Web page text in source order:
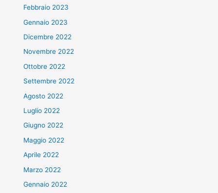
Febbraio 2023
Gennaio 2023
Dicembre 2022
Novembre 2022
Ottobre 2022
Settembre 2022
Agosto 2022
Luglio 2022
Giugno 2022
Maggio 2022
Aprile 2022
Marzo 2022
Gennaio 2022